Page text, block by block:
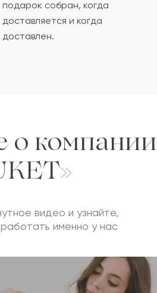
подарок собран, когда
доставляется и когда
доставлен.
о компании
видео и узнайте,
именно у нас